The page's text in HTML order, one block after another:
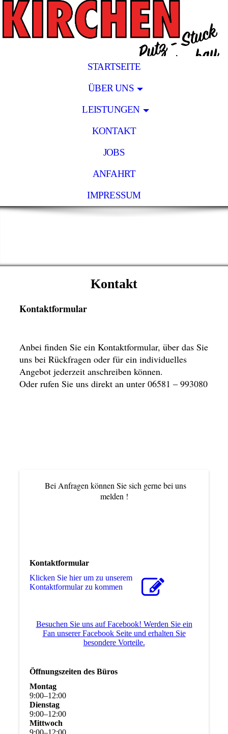
STARTSEITE
ÜBER UNS
LEISTUNGEN
KONTAKT
JOBS
ANFAHRT
IMPRESSUM
Kontakt
Kontaktformular
Anbei finden Sie ein Kontaktformular, über das Sie
uns bei Rückfragen oder für ein individuelles
Angebot jederzeit anschreiben können.
Oder rufen Sie uns direkt an unter 06581 – 993080
Bei Anfragen können Sie sich gerne bei uns
melden !
Kontaktformular
Klicken Sie hier um zu unserem
Kon­takt­for­mu­lar zu kommen
Besuchen Sie uns auf Facebook! Werden Sie ein
Fan unserer Facebook Seite und erhalten Sie
besondere Vorteile.
Öffnungszeiten des Büros
Montag
9:00–12:00
Dienstag
9:00–12:00
Mittwoch